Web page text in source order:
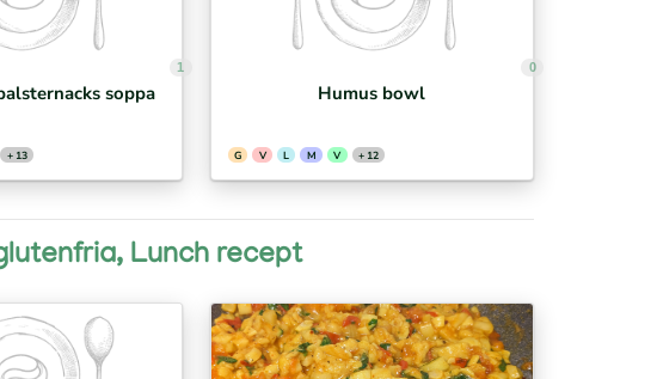
1
soppa
+ 13
0
Humus bowl
G V L M V + 12
Lunch recept